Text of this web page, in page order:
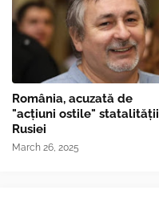
România, acuzată de
"acțiuni ostile" statalității
Rusiei
March 26, 2025